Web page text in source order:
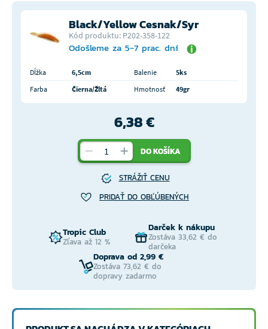
Black/Yellow Cesnak/Syr
Kód produktu: P202-358-122
Odošleme za 5-7 prac. dní
Dĺžka 6,5cm Balenie
5ks
Farba
Čierna/Žltá Hmotnosť 49gr
6,38 €
DO KOŠÍKA
STRÁŽIŤ CENU
PRIDAŤ DO OBĽÚBENÝCH
Tropic Club
Zľava až 12 %
Darček k nákupu
Zostáva 33,62 € do
darčeka
Doprava od 2,99 €
Zostáva 73,62 € do
dopravy zadarmo